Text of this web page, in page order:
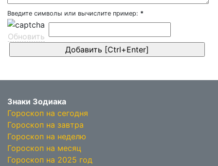
Введите символы или вычислите пример: *
Обновить
Знаки Зодиака
Гороскоп на сегодня
Гороскоп на завтра
Гороскоп на неделю
Гороскоп на месяц
Гороскоп на 2025 год